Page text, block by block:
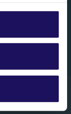
zakładkę
znajdziesz